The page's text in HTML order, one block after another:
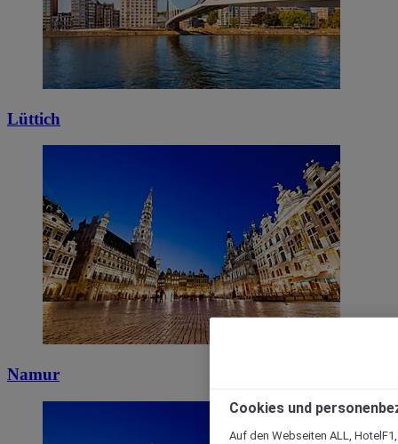
Lüttich
Namur
Cookies und
Auf den Webseiten ALL,